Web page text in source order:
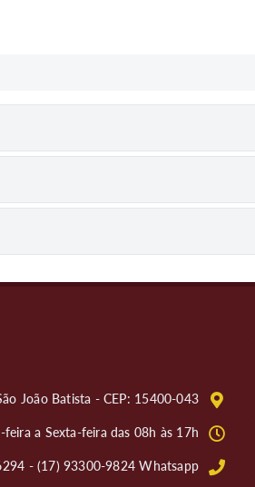
João Batista - CEP: 15400-043
a Sexta-feira das 08h às 17h
- (17) 93300-9824 Whatsapp